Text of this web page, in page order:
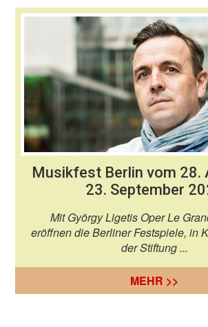
Musikfest Berlin vom 28.
23. September
Mit György Ligetis Oper Le
eröffnen die Berliner Festspiele, in
der Stiftung ...
MEHR >>